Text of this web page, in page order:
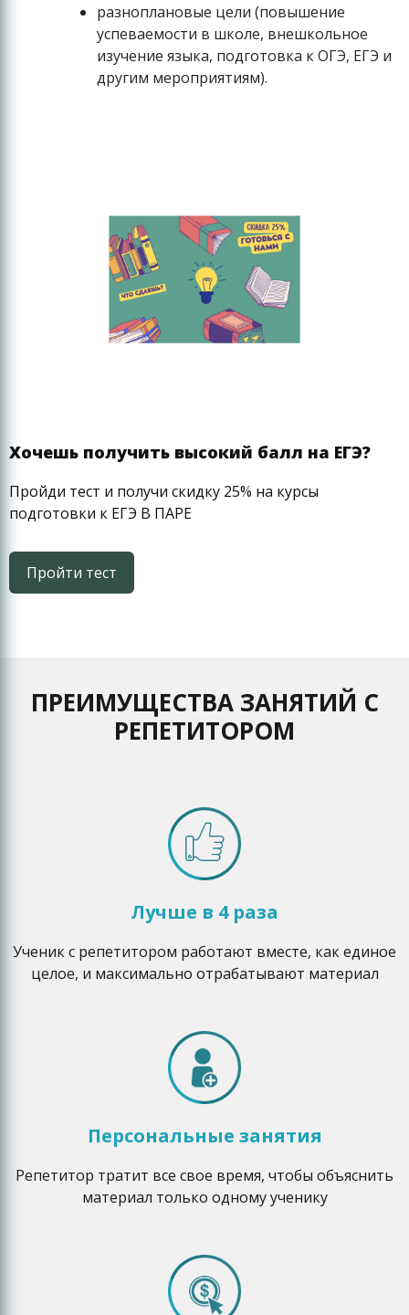
разноплановые цели (повышение
успеваемости в школе, внешкольное
изучение языка, подготовка к ОГЭ, ЕГЭ и
другим мероприятиям).
Хочешь получить высокий балл на ЕГЭ?
Пройди тест и получи скидку 25% на курсы
подготовки к ЕГЭ В ПАРЕ
Пройти тест
ПРЕИМУЩЕСТВА ЗАНЯТИЙ С
РЕПЕТИТОРОМ
Лучше в 4 раза
Ученик с репетитором работают вместе, как единое
целое, и максимально отрабатывают материал
Персональные занятия
Репетитор тратит все свое время, чтобы объяснить
материал только одному ученику